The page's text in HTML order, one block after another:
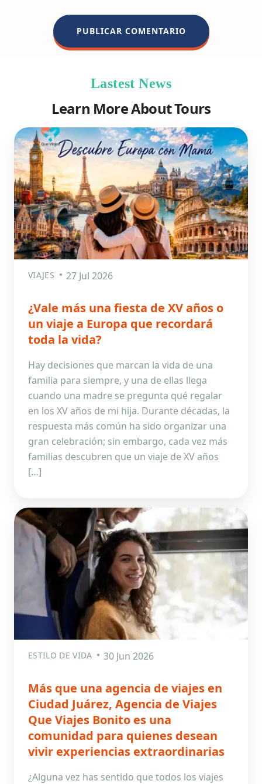
Lastest News
Learn More About Tours
VIAJES 27 Jul 2026
¿Vale más una fiesta de XV años o
un viaje a Europa que recordará
toda la vida?
Hay decisiones que marcan la vida de una
familia para siempre, y una de ellas llega
cuando una madre se pregunta qué regalar
en los XV años de mi hija. Durante décadas, la
respuesta más común ha sido organizar una
gran celebración; sin embargo, cada vez más
familias descubren que un viaje de XV años
[…]
ESTILO DE VIDA 30 Jun 2026
Más que una agencia de viajes en
Ciudad Juárez, Agencia de Viajes
Que Viajes Bonito es una
comunidad para quienes desean
vivir experiencias extraordinarias
¿Alguna vez has sentido que todos los viajes